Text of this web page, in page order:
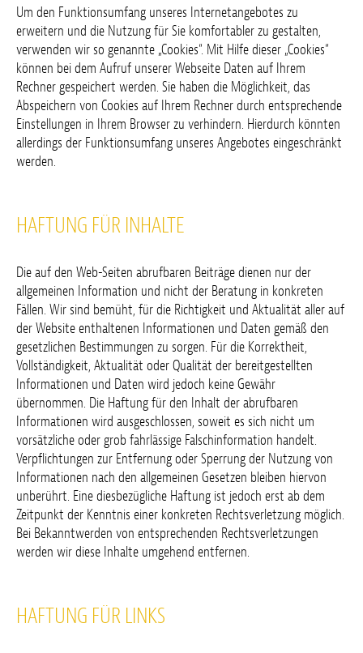
Um den Funktionsumfang unseres Internetangebotes zu
erweitern und die Nutzung für Sie komfortabler zu gestalten,
verwenden wir so genannte „Cookies“. Mit Hilfe dieser „Cookies“
können bei dem Aufruf unserer Webseite Daten auf Ihrem
Rechner gespeichert werden. Sie haben die Möglichkeit, das
Abspeichern von Cookies auf Ihrem Rechner durch entsprechende
Einstellungen in Ihrem Browser zu verhindern. Hierdurch könnten
allerdings der Funktionsumfang unseres Angebotes eingeschränkt
werden.
HAFTUNG FÜR INHALTE
Die auf den Web-Seiten abrufbaren Beiträge dienen nur der
allgemeinen Information und nicht der Beratung in konkreten
Fällen. Wir sind bemüht, für die Richtigkeit und Aktualität aller auf
der Website enthaltenen Informationen und Daten gemäß den
gesetzlichen Bestimmungen zu sorgen. Für die Korrektheit,
Vollständigkeit, Aktualität oder Qualität der bereitgestellten
Informationen und Daten wird jedoch keine Gewähr
übernommen. Die Haftung für den Inhalt der abrufbaren
Informationen wird ausgeschlossen, soweit es sich nicht um
vorsätzliche oder grob fahrlässige Falschinformation handelt.
Verpflichtungen zur Entfernung oder Sperrung der Nutzung von
Informationen nach den allgemeinen Gesetzen bleiben hiervon
unberührt. Eine diesbezügliche Haftung ist jedoch erst ab dem
Zeitpunkt der Kenntnis einer konkreten Rechtsverletzung möglich.
Bei Bekanntwerden von entsprechenden Rechtsverletzungen
werden wir diese Inhalte umgehend entfernen.
HAFTUNG FÜR LINKS